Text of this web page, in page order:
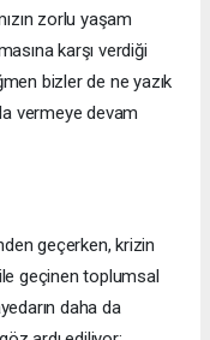
zorlu yaşam
karşı verdiği
bizler de ne yazık
vermeye devam
geçerken, krizin
geçinen toplumsal
daha da